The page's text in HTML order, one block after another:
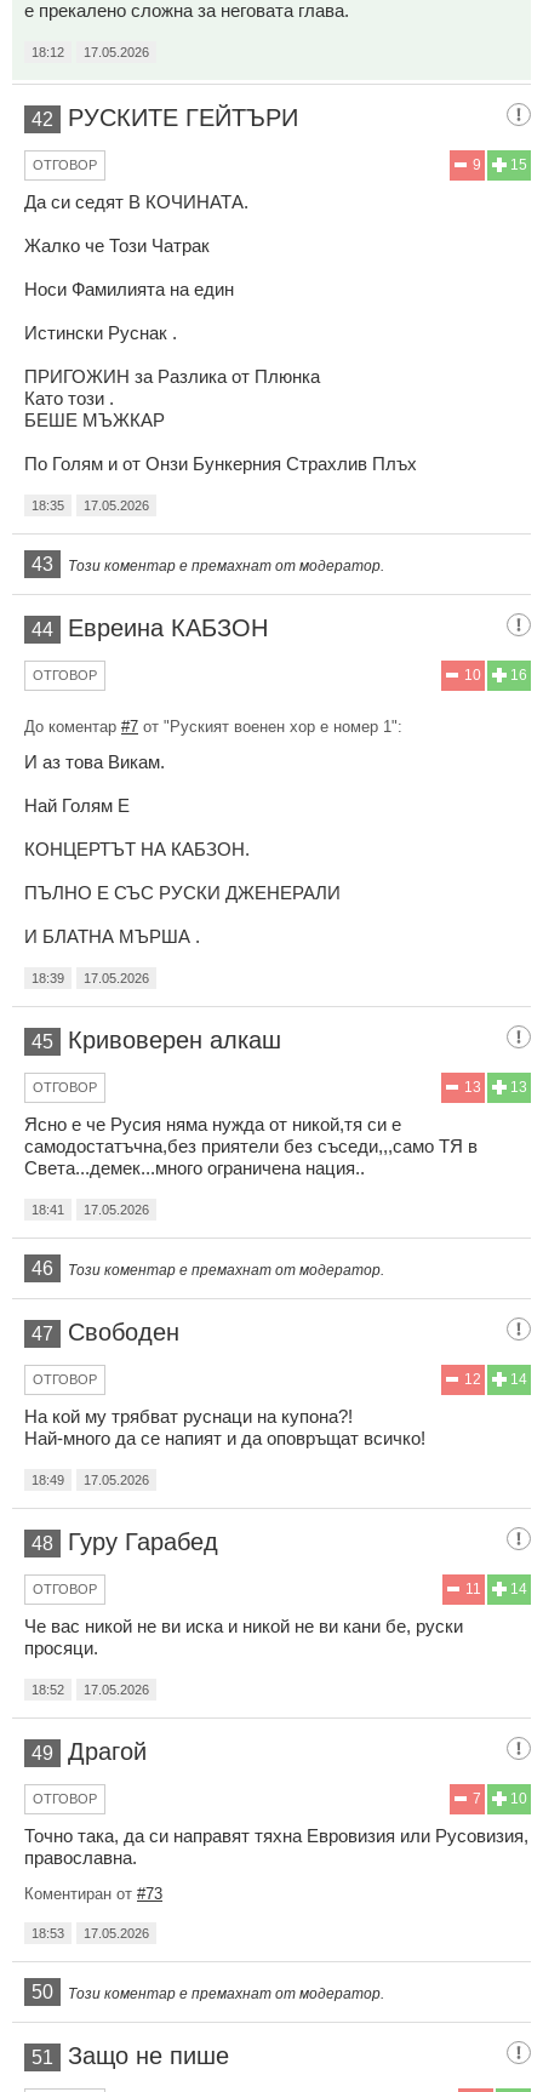
е прекалено сложна за неговата глава.
18:12 17.05.2026
42 РУСКИТЕ ГЕЙТЪРИ
15
9
ОТГОВОР
Да си седят В КОЧИНАТА.
Жалко че Този Чатрак
Носи Фамилията на един
Истински Руснак .
ПРИГОЖИН за Разлика от Плюнка
Като този .
БЕШЕ МЪЖКАР
По Голям и от Онзи Бункерния Страхлив Плъх
18:35 17.05.2026
43 Този коментар е премахнат от модератор.
44 Евреина КАБЗОН
16
10
ОТГОВОР
До коментар #7 от "Руският военен хор е номер 1":
И аз това Викам.
Най Голям Е
КОНЦЕРТЪТ НА КАБЗОН.
ПЪЛНО Е СЪС РУСКИ ДЖЕНЕРАЛИ
И БЛАТНА МЪРША .
18:39 17.05.2026
45 Кривоверен алкаш
13
13
ОТГОВОР
Ясно е че Русия няма нужда от никой,тя си е
самодостатъчна,без приятели без съседи,,,само ТЯ в
Света...демек...много ограничена нация..
18:41 17.05.2026
46 Този коментар е премахнат от модератор.
47 Свободен
14
12
ОТГОВОР
На кой му трябват руснаци на купона?!
Най-много да се напият и да оповръщат всичко!
18:49 17.05.2026
48 Гуру Гарабед
14
11
ОТГОВОР
Че вас никой не ви иска и никой не ви кани бе, руски
просяци.
18:52 17.05.2026
49 Драгой
10
7
ОТГОВОР
Точно така, да си направят тяхна Евровизия или Русовизия,
православна.
Коментиран от #73
18:53 17.05.2026
50 Този коментар е премахнат от модератор.
51 Защо не пише